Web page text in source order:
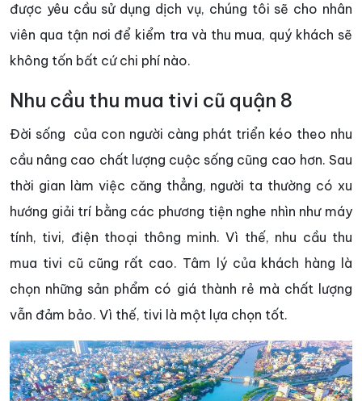
được yêu cầu sử dụng dịch vụ, chúng tôi sẽ cho nhân
viên qua tận nơi để kiểm tra và thu mua, quý khách sẽ
không tốn bất cứ chi phí nào.
Nhu cầu thu mua tivi cũ quận 8
Đời sống của con người càng phát triển kéo theo nhu
cầu nâng cao chất lượng cuộc sống cũng cao hơn. Sau
thời gian làm việc căng thẳng, người ta thường có xu
hướng giải trí bằng các phương tiện nghe nhìn như máy
tính, tivi, điện thoại thông minh. Vì thế, nhu cầu thu
mua tivi cũ cũng rất cao. Tâm lý của khách hàng là
chọn những sản phẩm có giá thành rẻ mà chất lượng
vẫn đảm bảo. Vì thế, tivi là một lựa chọn tốt.